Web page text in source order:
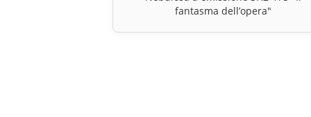
fantasma dell’opera"